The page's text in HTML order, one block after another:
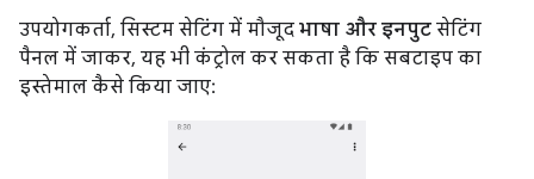
उपयोगकर्ता, सिस्टम सेटिंग में मौजूद भाषा और इनपुट सेटिंग
पैनल में जाकर, यह भी कंट्रोल कर सकता है कि सबटाइप का
इस्तेमाल कैसे किया जाए: